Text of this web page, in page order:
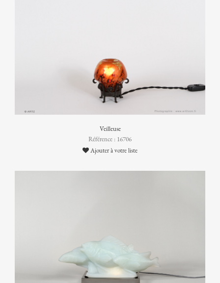
Veilleuse
Référence : 16706
Ajouter à votre liste